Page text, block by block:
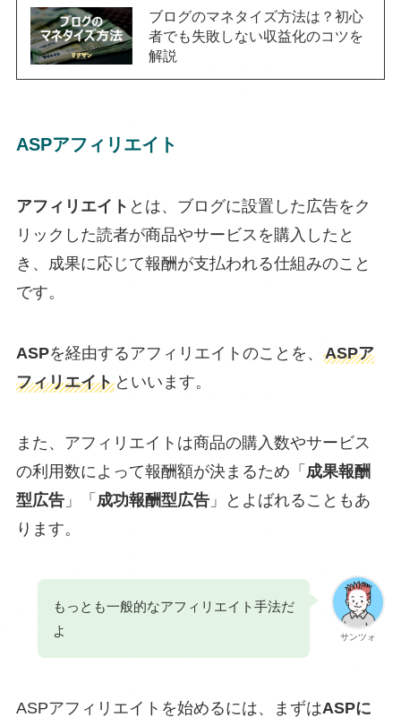
ブログのマネタイズ方法は？初心
者でも失敗しない収益化のコツを
解説
ASPアフィリエイト
アフィリエイト とは、ブログに設置した広告をク
リックした読者が商品やサービスを購入 したと
き、 成果に応じて報酬が支払われる仕組みのこと
です。
ASPを経由するアフィリエイトのことを、 ASPア
フィリエイトといいます。
また、アフィリエイトは商品の購入数やサービス
の利用数によって報酬額が決まるため「 成果報酬
型広告」「 成功報酬型広告」とよばれることもあ
ります。
サンツォ
もっとも一般的なアフィリエイト手法だ
よ
ASPアフィリエイトを始めるには、まずはASPに